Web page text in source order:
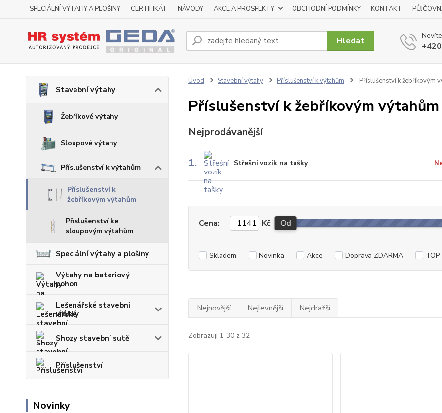
SPECIÁLNÍ VÝTAHY A PLOŠINY CERTIFIKÁT NÁVODY AKCE A PROSPEKTY OBCHODNÍ PODMÍNKY KONTAKT
Hledat
Stavební výtahy
Žebříkové výtahy
Sloupové výtahy
Příslušenství k výtahům
Příslušenství k
žebříkovým výtahům
Příslušenství ke
sloupovým výtahům
Speciální výtahy a plošiny
Výtahy na bateriový
pohon
Lešenářské stavební
vrátky
Shozy stavební sutě
Příslušenství
Novinky
Úvod Stavební výtahy Příslušenství k výtahům Příslušenství k žebříkovým
Příslušenství k žebříkovým výtahům
Nejprodávanější
1. Střešní vozík na tašky
Cena: Kč Od
Skladem Novinka Akce Doprava ZDARMA
Nejnovější Nejlevnější Nejdražší
Zobrazuji 1-30 z 32